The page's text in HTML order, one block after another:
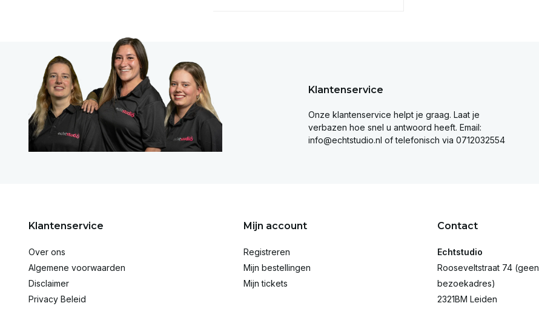
Klantenservice
Onze klantenservice helpt je graag. Laat je
verbazen hoe snel u antwoord heeft. Email:
info@echtstudio.nl of telefonisch via 0712032554
Klantenservice
Over ons
Algemene voorwaarden
Disclaimer
Privacy Beleid
Mijn account
Registreren
Mijn bestellingen
Mijn tickets
Contact
Echtstudio
Rooseveltstraat 74 (geen
bezoekadres)
2321BM Leiden